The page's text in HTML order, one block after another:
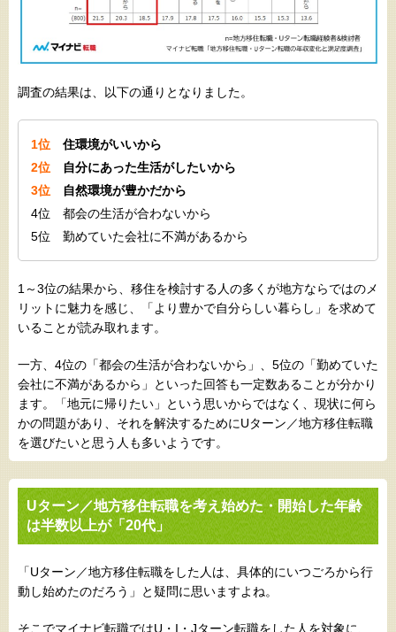
調査の結果は、以下の通りとなりました。
1位 住環境がいいから
2位 自分にあった生活がしたいから
3位 自然環境が豊かだから
4位 都会の生活が合わないから
5位 勤めていた会社に不満があるから
1～3位の結果から、移住を検討する人の多くが地方ならではのメ
リットに魅力を感じ、「より豊かで自分らしい暮らし」を求めて
いることが読み取れます。
一方、4位の「都会の生活が合わないから」、5位の「勤めていた
会社に不満があるから」といった回答も一定数あることが分かり
ます。「地元に帰りたい」という思いからではなく、現状に何ら
かの問題があり、それを解決するためにUターン／地方移住転職
を選びたいと思う人も多いようです。
Uターン／地方移住転職を考え始めた・開始した年齢
は半数以上が「20代」
「Uターン／地方移住転職をした人は、具体的にいつごろから行
動し始めたのだろう」と疑問に思いますよね。
そこでマイナビ転職ではU・I・Jターン転職をした人を対象に、